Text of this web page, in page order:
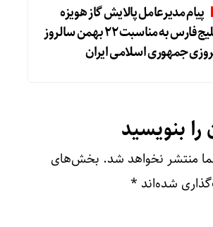
پیام مدیرعامل پالایش گاز هویزه
خلیج‌فارس به مناسبت ۲۲ بهمن سالروز
جمهوری اسلامی ایران
بنویسید
منتشر نخواهد شد. بخش‌های
شده‌اند *